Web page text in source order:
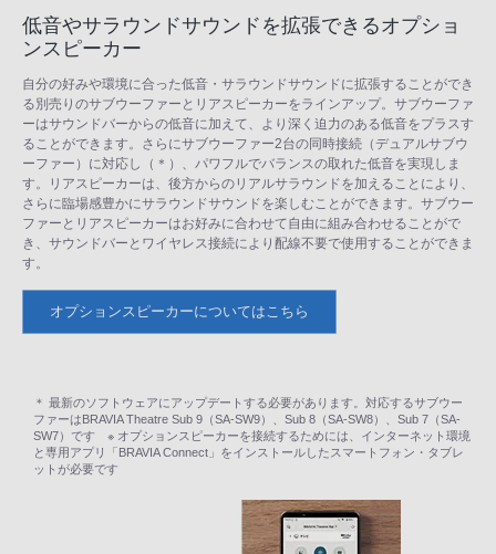
低音やサラウンドサウンドを拡張できるオプショ
ンスピーカー
自分の好みや環境に合った低音・サラウンドサウンドに拡張することができ
る別売りのサブウーファーとリアスピーカーをラインアップ。サブウーファ
ーはサウンドバーからの低音に加えて、より深く迫力のある低音をプラスす
ることができます。さらにサブウーファー2台の同時接続（デュアルサブウ
ーファー）に対応し（＊）、パワフルでバランスの取れた低音を実現しま
す。リアスピーカーは、後方からのリアルサラウンドを加えることにより、
さらに臨場感豊かにサラウンドサウンドを楽しむことができます。サブウー
ファーとリアスピーカーはお好みに合わせて自由に組み合わせることがで
き、サウンドバーとワイヤレス接続により配線不要で使用することができま
す。
オプションスピーカーについてはこちら
＊ 最新のソフトウェアにアップデートする必要があります。対応するサブウー
ファーはBRAVIA Theatre Sub 9（SA-SW9）、Sub 8（SA-SW8）、Sub 7（SA-
SW7）です ※ オプションスピーカーを接続するためには、インターネット環境
と専用アプリ「BRAVIA Connect」をインストールしたスマートフォン・タブレ
ットが必要です